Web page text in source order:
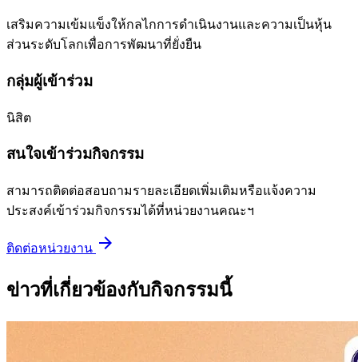
เสริมความเข้มแข็งให้กลไกการดำเนินงานและความเป็นหุ้น
ส่วนระดับโลกเพื่อการพัฒนาที่ยั่งยืน
กลุ่มผู้เข้าร่วม
นิสิต
สนใจเข้าร่วมกิจกรรม
สามารถติดต่อสอบถามรายละเอียดเพิ่มเติมหรือแจ้งความ
ประสงค์เข้าร่วมกิจกรรมได้ที่หน่วยงานคณะฯ
ติดต่อหน่วยงาน arrow_forward
ข่าวที่เกี่ยวข้องกับกิจกรรมนี้